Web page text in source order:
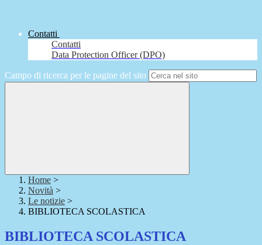
Contatti
Contatti
Data Protection Officer (DPO)
Campo di ricerca per le pagine del sito
Home >
Novità >
Le notizie >
BIBLIOTECA SCOLASTICA
BIBLIOTECA SCOLASTICA